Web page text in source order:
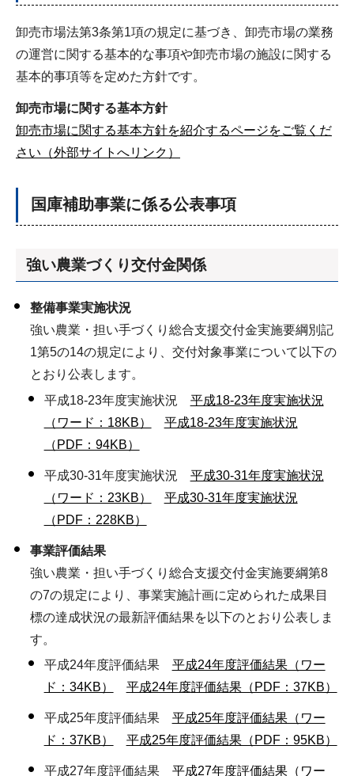
卸売市場法第3条第1項の規定に基づき、卸売市場の業務
の運営に関する基本的な事項や卸売市場の施設に関する
基本的事項等を定めた方針です。
卸売市場に関する基本方針
卸売市場に関する基本方針を紹介するページをご覧くだ
さい（外部サイトへリンク）
国庫補助事業に係る公表事項
強い農業づくり交付金関係
整備事業実施状況
強い農業・担い手づくり総合支援交付金実施要綱別記
1第5の14の規定により、交付対象事業について以下の
とおり公表します。
平成18-23年度実施状況 平成18-23年度実施状況
（ワード：18KB）
平成18-23年度実施状況
（PDF：94KB）
平成30-31年度実施状況 平成30-31年度実施状況
（ワード：23KB）
平成30-31年度実施状況
（PDF：228KB）
事業評価結果
強い農業・担い手づくり総合支援交付金実施要綱第8
の7の規定により、事業実施計画に定められた成果目
標の達成状況の最新評価結果を以下のとおり公表しま
す。
平成24年度評価結果 平成24年度評価結果（ワー
ド：34KB）
平成24年度評価結果（PDF：37KB）
平成25年度評価結果 平成25年度評価結果（ワー
ド：37KB）
平成25年度評価結果（PDF：95KB）
平成27年度評価結果 平成27年度評価結果（ワー